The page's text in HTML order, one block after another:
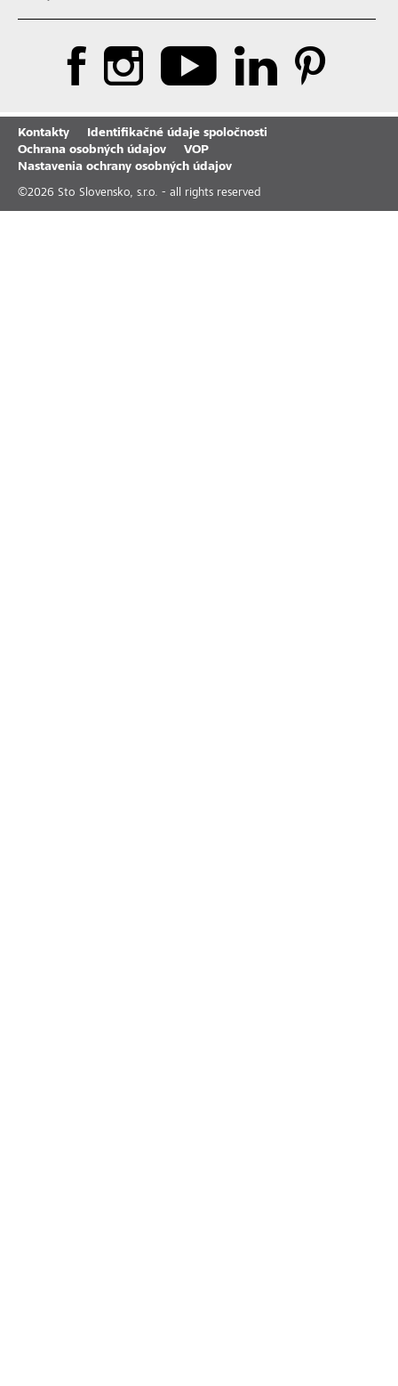
Kontakty
Identifikačné údaje spoločnosti
Ochrana osobných údajov
VOP
Nastavenia ochrany osobných údajov
©2026 Sto Slovensko, s.r.o. - all rights reserved